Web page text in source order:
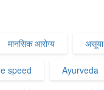
मानसिक आरोग्य असूया
speed Ayurveda